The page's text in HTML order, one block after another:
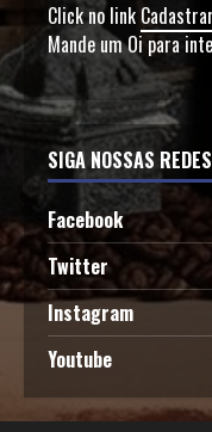
Click no link
Mande um Oi para
SIGA NOSSAS
Facebook
Twitter
Instagram
Youtube